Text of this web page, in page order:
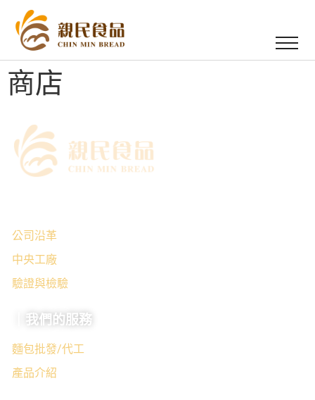
商店
公司沿革
中央工廠
驗證與檢驗
｜我們的服務
麵包批發/代工
產品介紹